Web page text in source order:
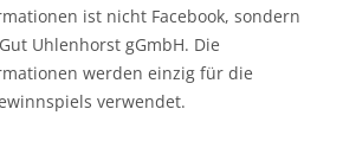
ist nicht Facebook, sondern
Uhlenhorst gGmbH. Die
werden einzig für die
verwendet.